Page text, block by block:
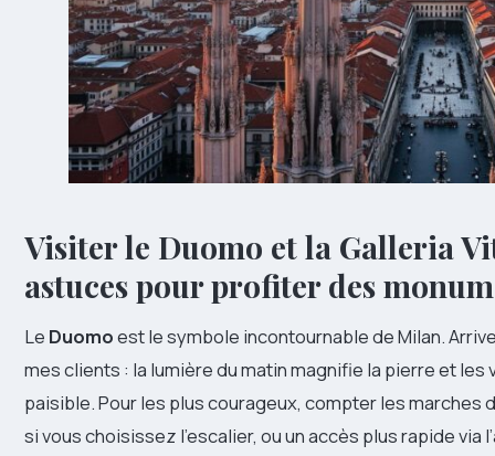
Visiter le Duomo et la Galleria
astuces pour profiter des
Le Duomoest le symbole incontournable de Milan.
mes clients : la lumière du matin magnifie la pierre et
paisible. Pour les plus courageux, compter les marches
si vous choisissez l’escalier, ou un accès plus rapide via